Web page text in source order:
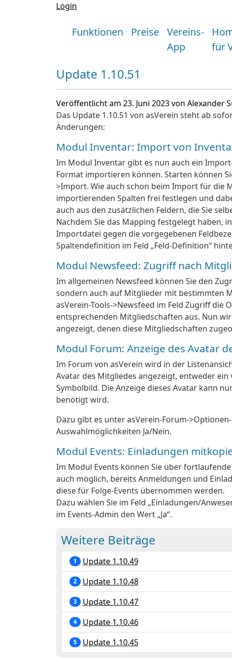
Login
Funktionen Preise Vereins-
App
für
Update 1.10.51
Veröffentlicht am 23. Juni 2023 von Alexander
Das Update 1.10.51 von asVerein steht ab
Änderungen:
Modul Inventar: Import von
Im Modul Inventar gibt es nun auch ein
Format importieren können. Starten können
>Import. Wie auch schon beim Import für die
importierenden Spalten frei festlegen und
auch aus den zusätzlichen Feldern, die Sie
Nachdem Sie das Mapping festgelegt haben,
Importdatei gegen die vorgegebenen
Spaltendefinition im Feld „Feld-Definition“
Modul Newsfeed: Zugriff nach
Im allgemeinen Newsfeed können Sie den
sondern auch auf Mitglieder mit bestimmten
asVerein-Tools->Newsfeed im Feld Zugriff
entsprechenden Mitgliedschaften aus. Nun
angezeigt, denen diese Mitgliedschaften
Modul Forum: Anzeige des Avatar
Im Forum von asVerein wird in der
Avatar des Mitgliedes angezeigt, entweder
Symbolbild. Die Anzeige dieses Avatar kann
benötigt wird.
Dazu gibt es unter asVerein-Forum-
Auswahlmöglichkeiten Ja/Nein.
Modul Events: Einladungen
Im Modul Events können Sie über
auch möglich, bereits Anmeldungen und
diese für Folge-Events übernommen werden.
Dazu wählen Sie im Feld „Einladungen/
im Events-Admin den Wert „Ja“.
Weitere Beiträge
1 Update 1.10.49
2 Update 1.10.48
3 Update 1.10.47
4 Update 1.10.46
5 Update 1.10.45